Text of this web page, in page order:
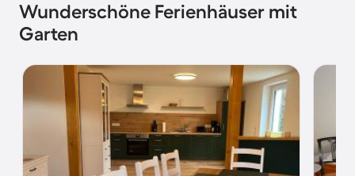
Wunderschöne Ferienhäuser mit
Garten